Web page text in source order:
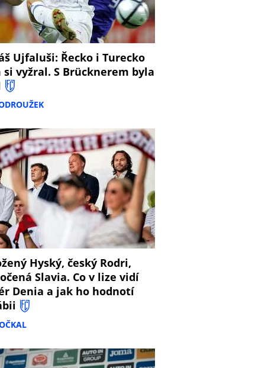
Ujfaluši: Řecko i Turecko
si vyžral. S Brücknerem byla
Hyský, český Rodri,
Slavia. Co v lize vidí
Denia a jak ho hodnotí